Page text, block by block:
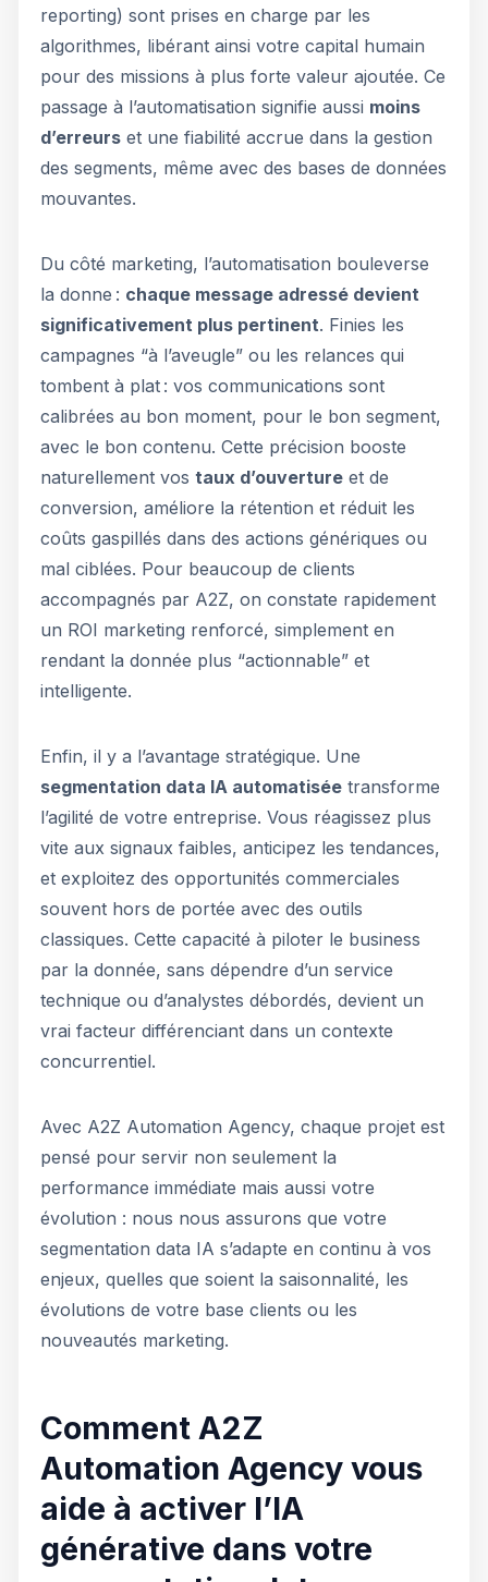
reporting) sont prises en charge par les
algorithmes, libérant ainsi votre capital humain
pour des missions à plus forte valeur ajoutée. Ce
passage à l’automatisation signifie aussi moins
d’erreurs et une fiabilité accrue dans la gestion
des segments, même avec des bases de données
mouvantes.
Du côté marketing, l’automatisation bouleverse
la donne : chaque message adressé devient
significativement plus pertinent. Finies les
campagnes “à l’aveugle” ou les relances qui
tombent à plat : vos communications sont
calibrées au bon moment, pour le bon segment,
avec le bon contenu. Cette précision booste
naturellement vos taux d’ouverture et de
conversion, améliore la rétention et réduit les
coûts gaspillés dans des actions génériques ou
mal ciblées. Pour beaucoup de clients
accompagnés par A2Z, on constate rapidement
un ROI marketing renforcé, simplement en
rendant la donnée plus “actionnable” et
intelligente.
Enfin, il y a l’avantage stratégique. Une
segmentation data IA automatisée transforme
l’agilité de votre entreprise. Vous réagissez plus
vite aux signaux faibles, anticipez les tendances,
et exploitez des opportunités commerciales
souvent hors de portée avec des outils
classiques. Cette capacité à piloter le business
par la donnée, sans dépendre d’un service
technique ou d’analystes débordés, devient un
vrai facteur différenciant dans un contexte
concurrentiel.
Avec A2Z Automation Agency, chaque projet est
pensé pour servir non seulement la
performance immédiate mais aussi votre
évolution : nous nous assurons que votre
segmentation data IA s’adapte en continu à vos
enjeux, quelles que soient la saisonnalité, les
évolutions de votre base clients ou les
nouveautés marketing.
Comment A2Z
Automation Agency vous
aide à activer l’IA
générative dans votre